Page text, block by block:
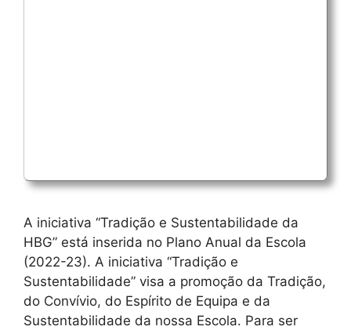
A iniciativa “Tradição e Sustentabilidade da
HBG” está inserida no Plano Anual da Escola
(2022-23). A iniciativa “Tradição e
Sustentabilidade” visa a promoção da Tradição,
do Convívio, do Espírito de Equipa e da
Sustentabilidade da nossa Escola. Para ser